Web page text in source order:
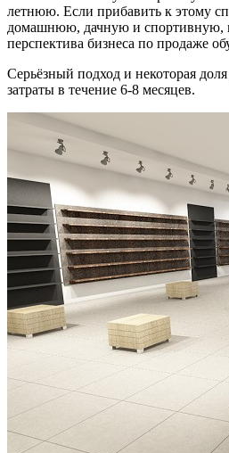
летнюю. Если прибавить к этому
домашнюю, дачную и спортивную,
перспектива бизнеса по продаже
Серьёзный подход и некоторая
затраты в течение 6-8 месяцев.